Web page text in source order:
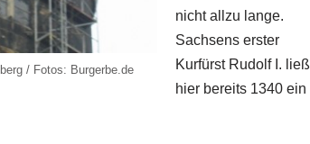
/ Fotos: Burgerbe.de
nicht allzu lange.
Sachsens erster
Kurfürst Rudolf I. ließ
hier bereits 1340 ein